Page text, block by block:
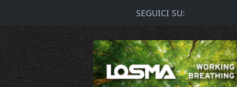
SEGUICI SU: